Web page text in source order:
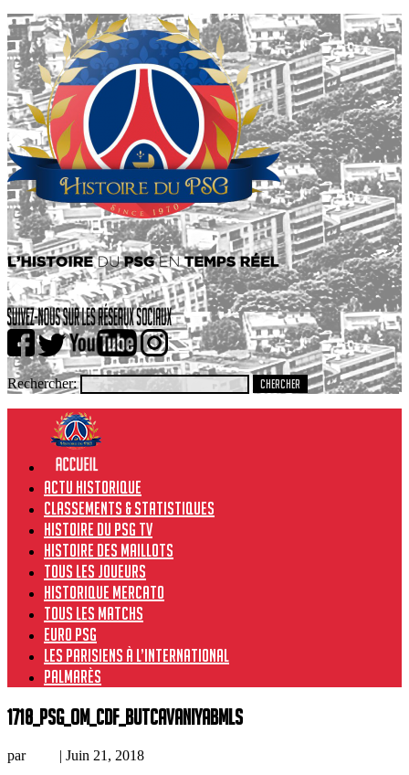
Rechercher:
Actu historique
Classements & Statistiques
Histoire du PSG TV
Histoire des maillots
Tous les joueurs
Historique Mercato
Tous les matchs
Euro PSG
Les Parisiens à l’international
Palmarès
1718_PSG_OM_CdF_butCavaniYABMLs
par | Juin 21, 2018